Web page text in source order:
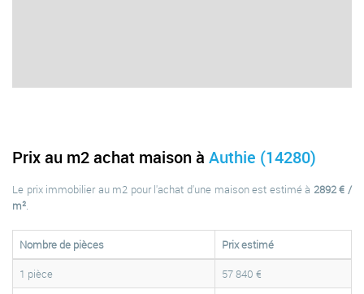
Prix au m2 achat maison à Authie (14280)
Le prix immobilier au m2 pour l'achat d'une maison est estimé à 2892 € /
m².
Nombre de pièces
Prix estimé
1 pièce
57 840 €